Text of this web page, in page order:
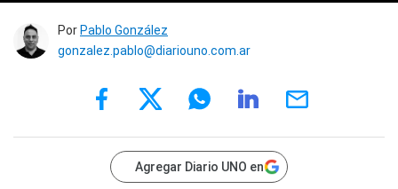
Por Pablo González
gonzalez.pablo@diariouno.com.ar
Agregar Diario UNO en